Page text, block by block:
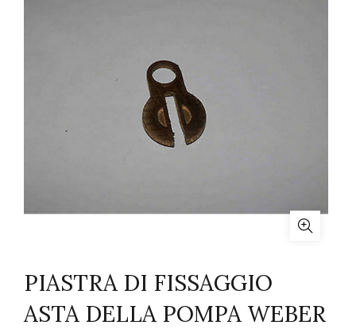
PIASTRA DI FISSAGGIO
ASTA DELLA POMPA WEBER